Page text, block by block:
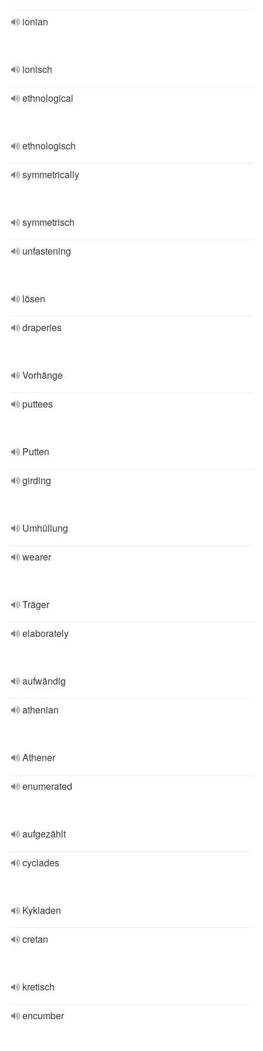
ionian
ionisch
ethnological
ethnologisch
symmetrically
symmetrisch
unfastening
lösen
draperies
Vorhänge
puttees
Putten
girding
Umhüllung
wearer
Träger
elaborately
aufwändig
athenian
Athener
enumerated
aufgezählt
cyclades
Kykladen
cretan
kretisch
encumber